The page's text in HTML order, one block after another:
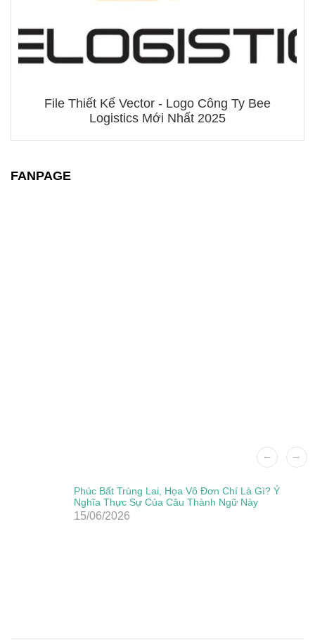
File Thiết Kế Vector - Logo Công Ty Bee
Logistics Mới Nhất 2025
FANPAGE
Phúc Bất Trùng Lai, Họa Vô Đơn Chí Là Gì? Ý
Nghĩa Thực Sự Của Câu Thành Ngữ Này
15/06/2026